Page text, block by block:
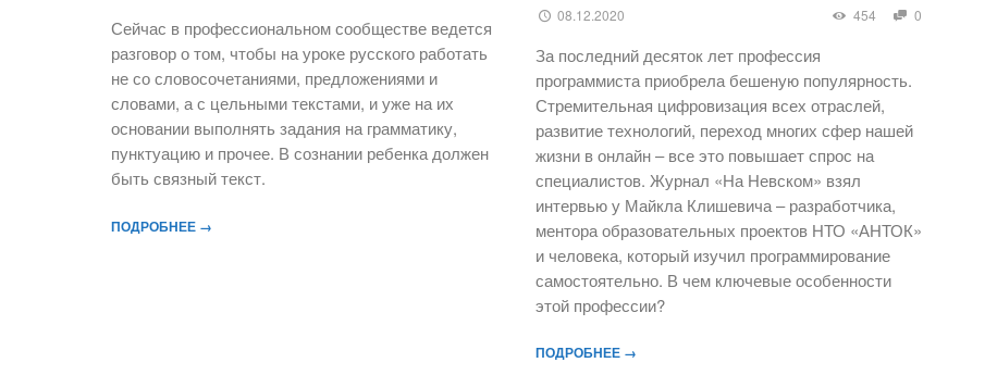
Сейчас в профессиональном сообществе ведется
разговор о том, чтобы на уроке русского работать
не со словосочетаниями, предложениями и
словами, а с цельными текстами, и уже на их
основании выполнять задания на грамматику,
пунктуацию и прочее. В сознании ребенка должен
быть связный текст.
ПОДРОБНЕЕ →
08.12.2020 454 0
За последний десяток лет профессия
программиста приобрела бешеную популярность.
Стремительная цифровизация всех отраслей,
развитие технологий, переход многих сфер нашей
жизни в онлайн – все это повышает спрос на
специалистов. Журнал «На Невском» взял
интервью у Майкла Клишевича – разработчика,
ментора образовательных проектов НТО «АНТОК»
и человека, который изучил программирование
самостоятельно. В чем ключевые особенности
этой профессии?
ПОДРОБНЕЕ →